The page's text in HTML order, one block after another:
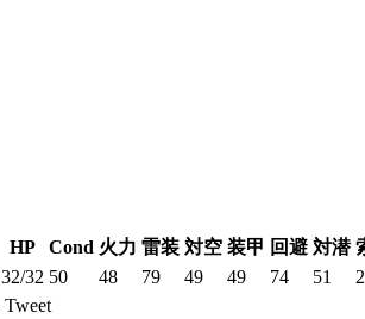
HP Cond 火力 雷装 対空 装甲 回避 対潜
32/32 50 48 79 49 49 74 51
Tweet